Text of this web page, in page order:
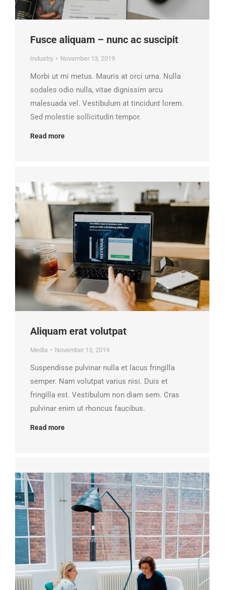
Fusce aliquam – nunc ac suscipit
Industry November 13, 2019
Morbi ut mi metus. Mauris at orci urna. Nulla
sodales odio nulla, vitae dignissim arcu
malesuada vel. Vestibulum at tincidunt lorem.
Sed molestie sollicitudin tempor.
Read more
Aliquam erat volutpat
Media November 13, 2019
Suspendisse pulvinar nulla et lacus fringilla
semper. Nam volutpat varius nisi. Duis et
fringilla est. Vestibulum non diam sem. Cras
pulvinar enim ut rhoncus faucibus.
Read more